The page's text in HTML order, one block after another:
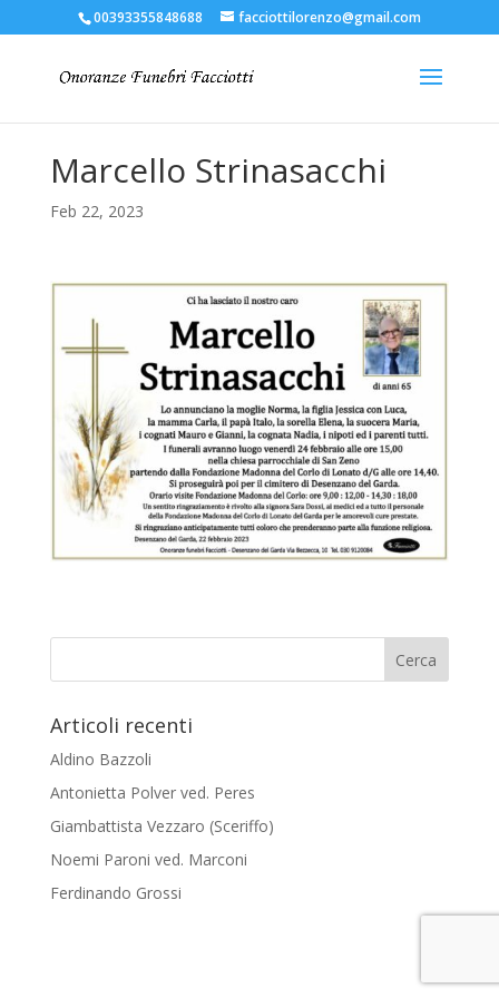
00393355848688 facciottilorenzo@gmail.com
Marcello Strinasacchi
Feb 22, 2023
Articoli recenti
Aldino Bazzoli
Antonietta Polver ved. Peres
Giambattista Vezzaro (Sceriffo)
Noemi Paroni ved. Marconi
Ferdinando Grossi